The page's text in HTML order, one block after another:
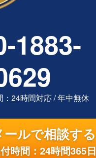
1883-
：24時間対応/年中無休
ールで相談する
時間：24時間365日